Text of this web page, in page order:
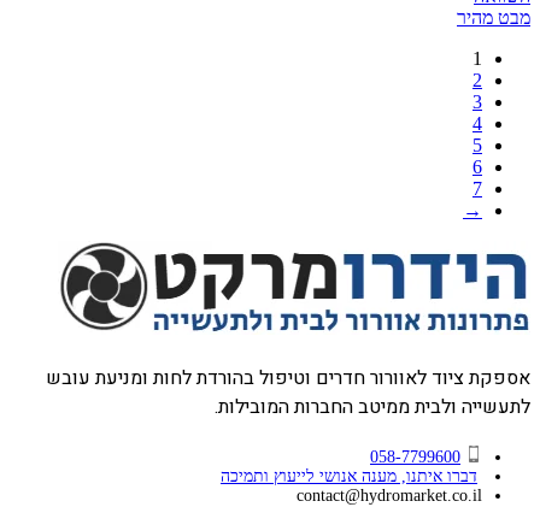
מבט מהיר
1
2
3
4
5
6
7
→
אספקת ציוד לאוורור חדרים וטיפול בהורדת לחות ומניעת עובש
לתעשייה ולבית ממיטב החברות המובילות.
058-7799600
דברו איתנו, מענה אנושי לייעוץ ותמיכה
contact@hydromarket.co.il